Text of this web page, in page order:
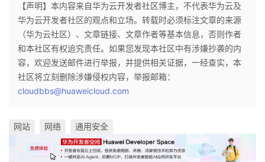
【声明】本内容来自华为云开发者社区博主，不代表华为云及
华为云开发者社区的观点和立场。转载时必须标注文章的来源
（华为云社区）、文章链接、文章作者等基本信息，否则作者
和本社区有权追究责任。如果您发现本社区中有涉嫌抄袭的内
容，欢迎发送邮件进行举报，并提供相关证据，一经查实，本
社区将立刻删除涉嫌侵权内容，举报邮箱：
cloudbbs@huaweicloud.com
网站 网络 通用安全